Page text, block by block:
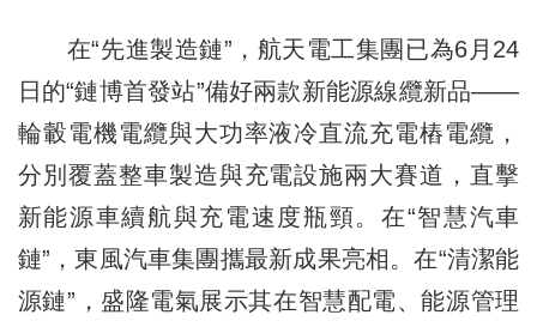
在“先進製造鏈”，航天電工集團已為6月24
日的“鏈博首發站”備好兩款新能源線纜新品——
輪轂電機電纜與大功率液冷直流充電樁電纜，
分別覆蓋整車製造與充電設施兩大賽道，直擊
新能源車續航與充電速度瓶頸。在“智慧汽車
鏈”，東風汽車集團攜最新成果亮相。在“清潔能
源鏈”，盛隆電氣展示其在智慧配電、能源管理